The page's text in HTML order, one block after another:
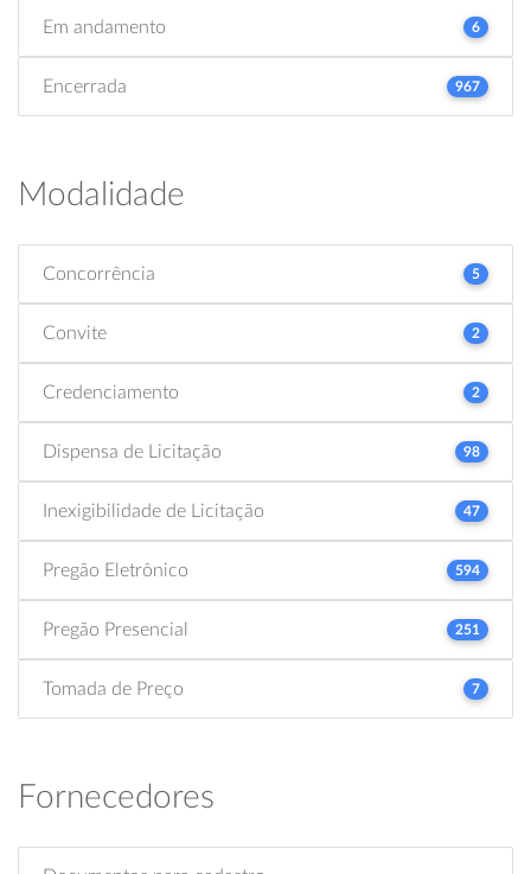
Em andamento 6
Encerrada 967
Modalidade
Concorrência 5
Convite 2
Credenciamento 2
Dispensa de Licitação 98
Inexigibilidade de Licitação 47
Pregão Eletrônico 594
Pregão Presencial 251
Tomada de Preço 7
Fornecedores